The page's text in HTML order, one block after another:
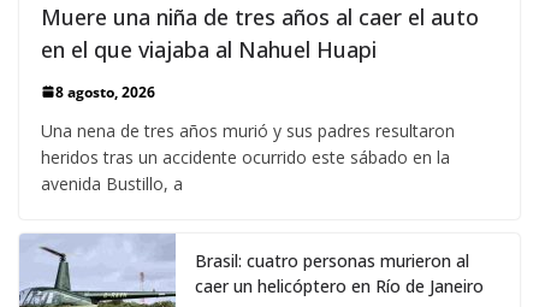
Muere una niña de tres años al caer el auto
en el que viajaba al Nahuel Huapi
8 agosto, 2026
Una nena de tres años murió y sus padres resultaron
heridos tras un accidente ocurrido este sábado en la
avenida Bustillo, a
Brasil: cuatro personas murieron al
caer un helicóptero en Río de Janeiro